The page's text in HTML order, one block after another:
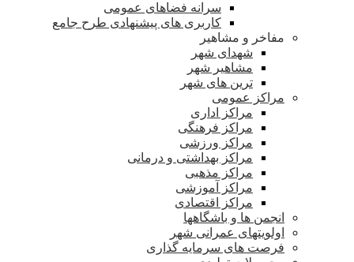
سرانه فضاهای عمومی
کاربری های پیشنهادی طرح جامع
مفاخر و مشاهیر
شهدای شهر
مشاهیر شهر
ترین های شهر
مراکز عمومی
مراکز اداری
مراکز فرهنگی
مراکز ورزشی
مراکز بهداشتی و درمانی
مراکز مذهبی
مراکز آموزشی
مراکز اقتصادی
انجمن ها و باشگاهها
اولویتهای عمرانی شهر
فرصت های سرمایه گذاری